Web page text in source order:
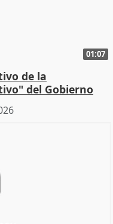
01:07
de la
del Gobierno